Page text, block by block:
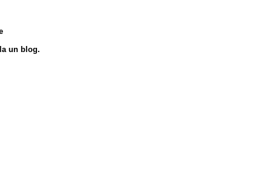
un blog.